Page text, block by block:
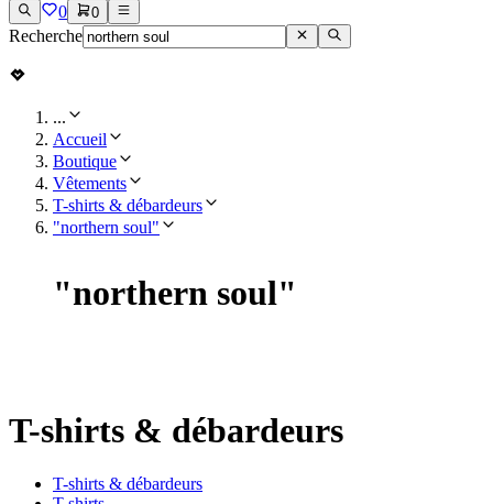
0 0
Recherche
...
Accueil
Boutique
Vêtements
T-shirts & débardeurs
"northern soul"
"northern soul"
T-shirts & débardeurs
T-shirts & débardeurs